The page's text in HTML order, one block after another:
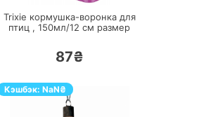
Trixie кормушка-воронка для
птиц , 150мл/12 см размер
87₴
Кэшбэк: NaN₴